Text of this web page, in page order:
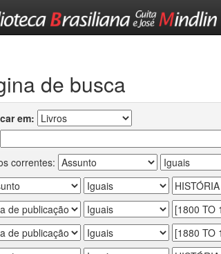
de busca
em:
correntes: